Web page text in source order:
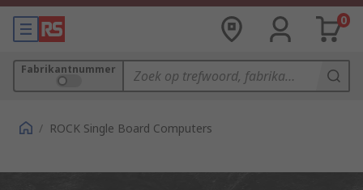
0
Fabrikantnummer
/ ROCK Single Board Computers